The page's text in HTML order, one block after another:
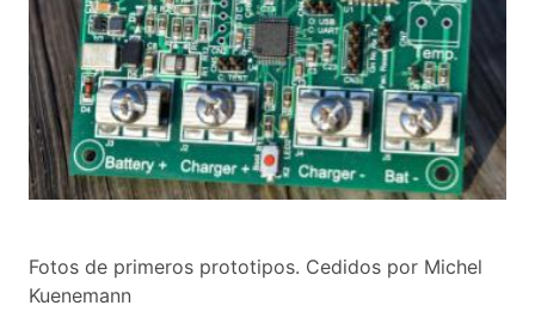
Fotos de primeros prototipos. Cedidos por Michel
Kuenemann